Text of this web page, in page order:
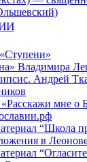
Владимира
Андрей
мне о
“Школа
в